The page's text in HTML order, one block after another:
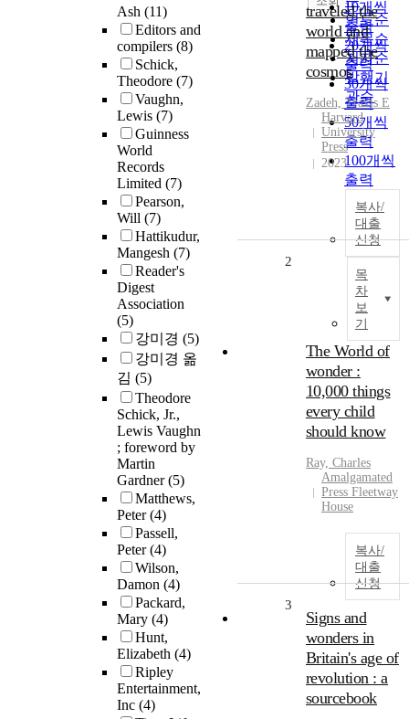
Ash (11)
Editors and
compilers (8)
Schick,
Theodore (7)
Vaughn,
Lewis (7)
Guinness
World
Records
Limited (7)
Pearson,
Will (7)
Hattikudur,
Mangesh (7)
Reader's
Digest
Association
(5)
강미경 (5)
강미경 옮
김 (5)
Theodore
Schick, Jr.,
Lewis Vaughn
; foreword by
Martin
Gardner(5)
Matthews,
Peter(4)
Passell,
Peter(4)
Wilson,
Damon (4)
Packard,
Mary (4)
Hunt,
Elizabeth (4)
Ripley
Entertainment,
Inc (4)
연도순
제목순
저자순
발행기
관순
10개씩
출력
20개씩
출력
30개씩
출력
50개씩
출력
100개씩
출력
traveled the
world and
mapped the
cosmos
Zadeh, Travis E
Harvard
University
Press
2023
복사/
대출
신청
목
차
보
기
2
The World of
wonder :
10,000 things
every child
should know
Ray, Charles
Amalgamated
Press Fleetway
House
복사/
대출
신청
3
Signs and
wonders in
Britain's age of
revolution : a
sourcebook